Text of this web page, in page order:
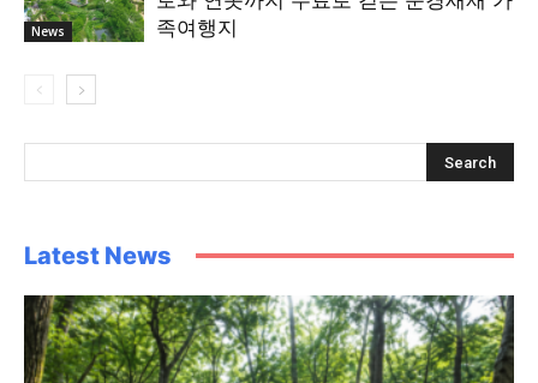
News
족여행지
Latest News